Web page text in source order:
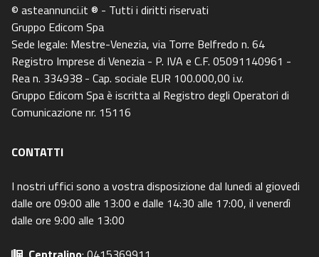
© asteannunci.it ® - Tutti i diritti riservati
Gruppo Edicom Spa
Sede legale: Mestre-Venezia, via Torre Belfredo n. 64
Registro Imprese di Venezia - P. IVA e C.F. 05091140961 -
Rea n. 334938 - Cap. sociale EUR 100.000,00 i.v.
Gruppo Edicom Spa è iscritta al Registro degli Operatori di
Comunicazione nr. 15116
CONTATTI
I nostri uffici sono a vostra disposizione dal lunedi al giovedi
dalle ore 09:00 alle 13:00 e dalle 14:30 alle 17:00, il venerdì
dalle ore 9:00 alle 13:00